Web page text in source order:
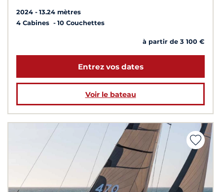
2024
13.24 mètres
4 Cabines
10 Couchettes
à partir de 3 100 €
Entrez vos dates
Voir le bateau